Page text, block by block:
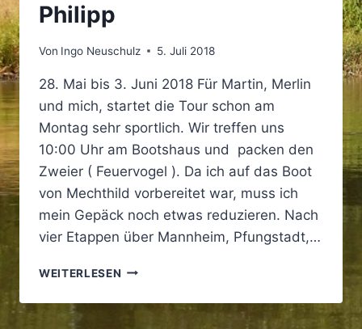
Philipp
Von Ingo Neuschulz 5. Juli 2018
28. Mai bis 3. Juni 2018 Für Martin, Merlin
und mich, startet die Tour schon am
Montag sehr sportlich. Wir treffen uns
10:00 Uhr am Bootshaus und packen den
Zweier ( Feuervogel ). Da ich auf das Boot
von Mechthild vorbereitet war, muss ich
mein Gepäck noch etwas reduzieren. Nach
vier Etappen über Mannheim, Pfungstadt,…
WEITERLESEN MITTELRHEIN
GEDÄCHTNISTOUR